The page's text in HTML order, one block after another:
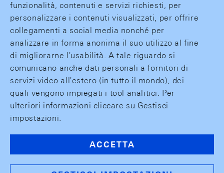
funzionalità, contenuti e servizi richiesti, per
personalizzare i contenuti visualizzati, per offrire
collegamenti a social media nonché per
analizzare in forma anonima il suo utilizzo al fine
di migliorarne l'usabilità. A tale riguardo si
comunicano anche dati personali a fornitori di
servizi video all'estero (in tutto il mondo), dei
quali vengono impiegati i tool analitici. Per
ulteriori informazioni cliccare su Gestisci
impostazioni.
ACCETTA